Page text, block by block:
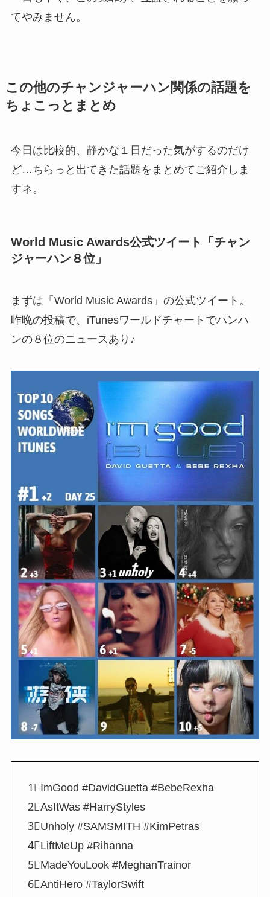
てやみません。
この他のチャンジャーハン関係の話題を
ちょこっとまとめ
今日は比較的、静かな１日だった気がするのだけ
ど…ちらっと出てきた話題をまとめてご紹介しま
すネ。
World Music Awards公式ツイート「チャン
ジャーハン８位」
まずは「World Music Awards」の公式ツイート。
昨晩の投稿で、iTunesワールドチャートでハンハ
ンの８位のニュースあり♪
1⃣ImGood #DavidGuetta #BebeRexha
2⃣AsItWas #HarryStyles
3⃣Unholy #SAMSMITH #KimPetras
4⃣LiftMeUp #Rihanna
5⃣MadeYouLook #MeghanTrainor
6⃣AntiHero #TaylorSwift